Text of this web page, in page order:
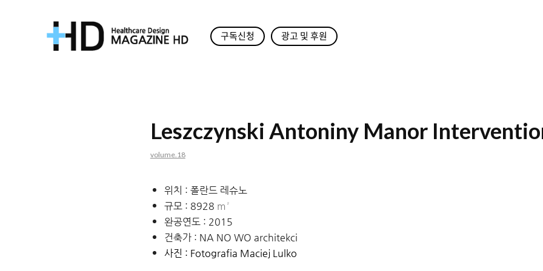
구독신청 광고 및 후원
Leszczynski Antoniny Manor
volume.18
위치 : 폴란드 레슈노
규모 : 8928 m²
완공연도 : 2015
건축가 : NA NO WO architekci
사진 : Fotografia Maciej Lulko